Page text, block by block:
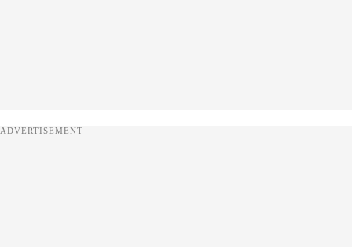
ADVERTISEMENT